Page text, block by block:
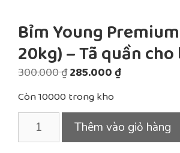
Bỉm Young
20kg) – Tã quần cho
300.000₫Giá
là:
300.000 ₫.
285.000₫Giá
285.000 ₫.
Còn 10000 trong kho
Young
Thêm vào giỏ hàng